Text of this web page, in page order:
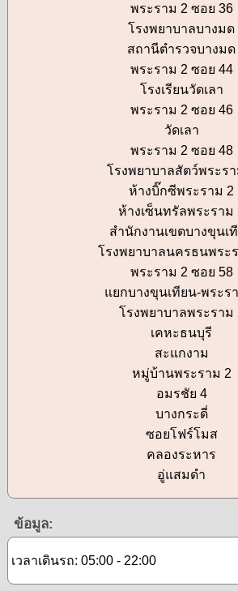
พระราม 2 ซอย 36
โรงพยาบาลบางมด
สถานีตำรวจบางมด
พระราม 2 ซอย 44
โรงเรียนวัดเลา
พระราม 2 ซอย 46
วัดเลา
พระราม 2 ซอย 48
โรงพยาบาลสัตว์พระร
ห้างบิ๊กซีพระราม 2
ห้างเซ็นทรัลพระราม
สำนักงานเขตบางขุนเ
โรงพยาบาลนครธนพระ
พระราม 2 ซอย 58
แยกบางขุนเทียน-พระร
โรงพยาบาลพระราม
เคหะธนบุรี
สะแกงาม
หมู่บ้านพระราม 2
อมรชัย 4
บางกระดี่
ซอยโฟร์โมส
คลองระหาร
อู่แสมดำ
ข้อมูล:
เวลาเดินรถ: 05:00 - 22:00